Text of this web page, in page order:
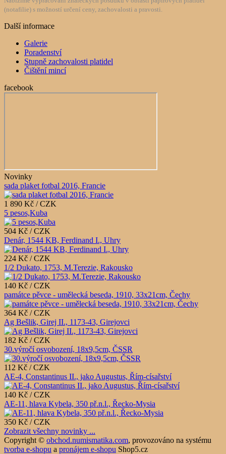
(notafilie) s možností určení ceny, zachovalosti a pravosti.
Další informace
Galerie
Poradenství
Stupně zachovalosti platidel
Čištění mincí
facebook
Novinky
sada plaket fotbal 2016, Francie
1 890 Kč / CZK
5 pesos,Kuba
504 Kč / CZK
Denár, 1544 KB, Ferdinand I., Uhry
224 Kč / CZK
1/2 Dukato, 1753, M.Terezie, Rakousko
140 Kč / CZK
památce pěvce - umělecká beseda, 1910, 33x21cm, Čechy
364 Kč / CZK
Ag Bešlik, Girej II., 1173-43, Girejovci
182 Kč / CZK
30.výročí osvobození, 18x9,5cm, ČSSR
112 Kč / CZK
AE-4, Constantinus II., jako Augustus, Řím-císařství
140 Kč / CZK
AE-11, hlava Kybela, 350 př.n.l., Řecko-Mysia
350 Kč / CZK
Zobrazit všechny novinky ...
Copyright © obchod.numismatika.com, provozováno na systému
tvorba e-shopu a pronájem e-shopu Shop5.cz